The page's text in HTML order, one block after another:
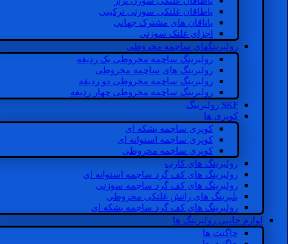
یاطاقان غلتکی سوزنی ترکیبی
یاتاقان های مشترک جهانی
اجزای غلتک سوزنی
رولبرینگهای ساچمه مخروطی
رولبرینگ ساچمه مخروطی یک ردیفه
رولبرینگ های ساچمه مخروطی
رولبرینگ ساچمه مخروطی دو ردیفه
رولبرینگ ساچمه مخروطی چهار ردیفه
SKF رولبرینگ
کوپری ها
کوپری ساچمه بشکه ای
کوپری ساچمه استوانه ای
کوپری ساچمه مخروطی
رولبرینگ های کارب
رولبرینگ های کف گرد ساچمه استوانه ای
رولبرینگ های کف گرد ساچمه سوزنی
بلبرینگ های رانش غلتکی مخروطی
رولبرینگ های کف گرد ساچمه بشکه ای
لوازم جانبی رولبرینگ ها
چاگنت ها